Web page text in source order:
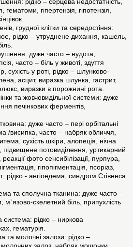
рідко – серцева недостатність,
гематоми, гіпертензія, гіпотензія,
грудної клітки та середостіння:
рідко – утруднене дихання, кашель,
дуже часто – нудота,
часто – біль у животі, здуття
у роті, рідко – шлунково-
асцит, виразка шлунка, гастрит,
виразки в порожнині рота.
та жовчовидільної системи: дуже
печінкових ферментів,
дуже часто – пері орбітальні
/висипка, часто – набряк обличчя,
сухість шкіри, алопеція, нічна
підвищене потовиділення, уртикарний
фото сенсибілізації, пурпура,
гіпопігментація, псоріаз,
рідко - ангіоедема, синдром Стівенса
та сполучна тканина: дуже часто –
м`язово-скелетний біль, припухлість
рідко – ниркова
гематурія.
молочні залози: рідко –